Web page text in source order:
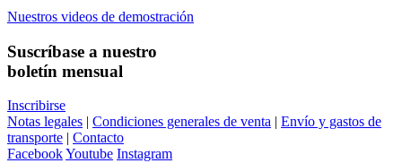
Nuestros videos de demostración
Suscríbase a nuestro
boletín mensual
Inscribirse
Notas legales | Condiciones generales de venta | Envío y gastos de
transporte | Contacto
FacebookYoutube Instagram